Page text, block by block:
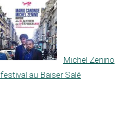
Michel Zenino
au Baiser Salé